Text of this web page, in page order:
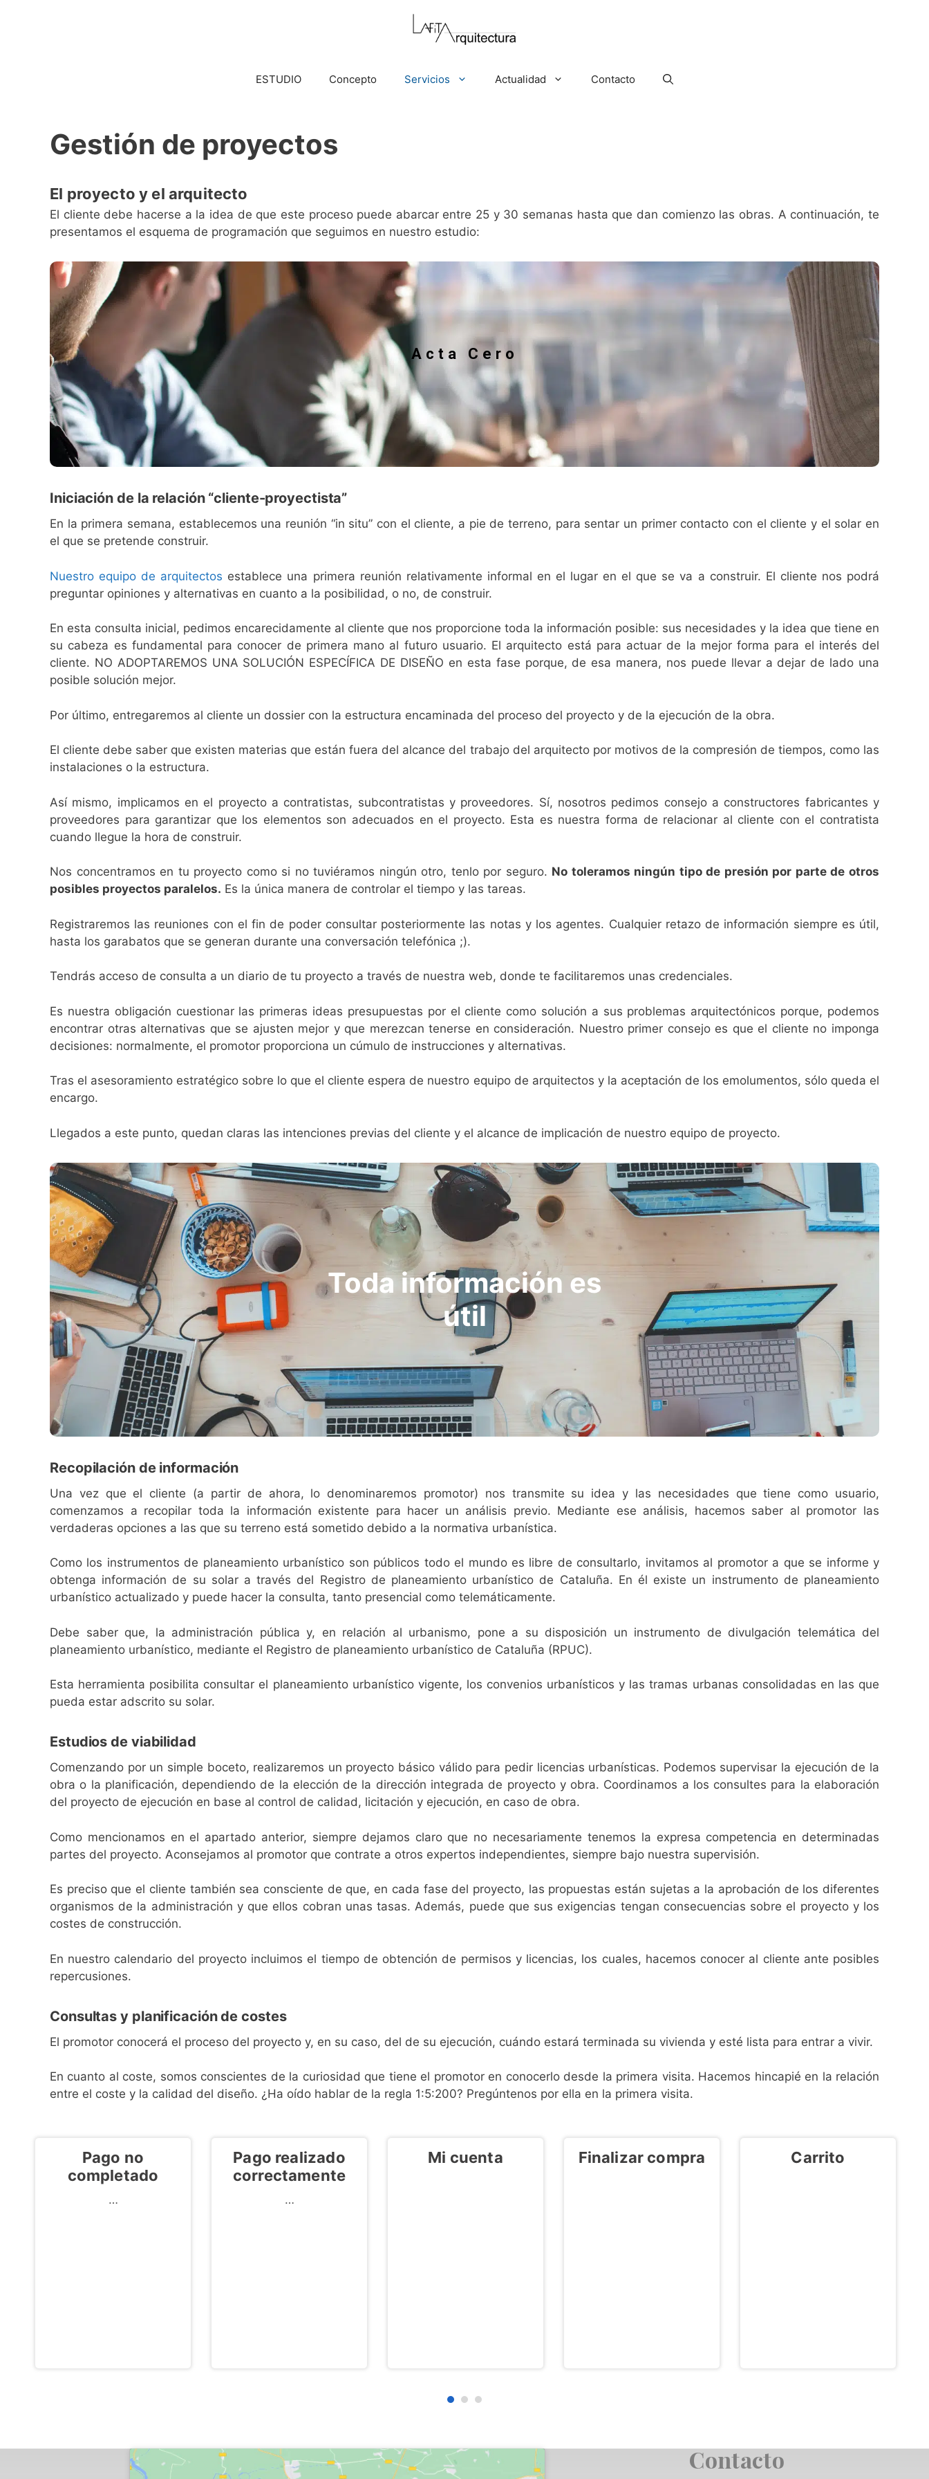
ESTUDIO Concepto Servicios Actualidad Contacto
Gestión de proyectos
El proyecto y el arquitecto
El cliente debe hacerse a la idea de que este proceso puede abarcar entre 25 y 30 semanas hasta que dan comienzo las obras. A continuación, te
presentamos el esquema de programación que seguimos en nuestro estudio:
Acta Cero
Iniciación de la relación “cliente-proyectista”
En la primera semana, establecemos una reunión “in situ” con el cliente, a pie de terreno, para sentar un primer contacto con el cliente y el solar en
el que se pretende construir.
Nuestro equipo de arquitectos establece una primera reunión relativamente informal en el lugar en el que se va a construir. El cliente nos podrá
preguntar opiniones y alternativas en cuanto a la posibilidad, o no, de construir.
En esta consulta inicial, pedimos encarecidamente al cliente que nos proporcione toda la información posible: sus necesidades y la idea que tiene en
su cabeza es fundamental para conocer de primera mano al futuro usuario. El arquitecto está para actuar de la mejor forma para el interés del
cliente. NO ADOPTAREMOS UNA SOLUCIÓN ESPECÍFICA DE DISEÑO en esta fase porque, de esa manera, nos puede llevar a dejar de lado una
posible solución mejor.
Por último, entregaremos al cliente un dossier con la estructura encaminada del proceso del proyecto y de la ejecución de la obra.
El cliente debe saber que existen materias que están fuera del alcance del trabajo del arquitecto por motivos de la compresión de tiempos, como las
instalaciones o la estructura.
Así mismo, implicamos en el proyecto a contratistas, subcontratistas y proveedores. Sí, nosotros pedimos consejo a constructores fabricantes y
proveedores para garantizar que los elementos son adecuados en el proyecto. Esta es nuestra forma de relacionar al cliente con el contratista
cuando llegue la hora de construir.
Nos concentramos en tu proyecto como si no tuviéramos ningún otro, tenlo por seguro. No toleramos ningún tipo de presión por parte de otros
posibles proyectos paralelos. Es la única manera de controlar el tiempo y las tareas.
Registraremos las reuniones con el fin de poder consultar posteriormente las notas y los agentes. Cualquier retazo de información siempre es útil,
hasta los garabatos que se generan durante una conversación telefónica ;).
Tendrás acceso de consulta a un diario de tu proyecto a través de nuestra web, donde te facilitaremos unas credenciales.
Es nuestra obligación cuestionar las primeras ideas presupuestas por el cliente como solución a sus problemas arquitectónicos porque, podemos
encontrar otras alternativas que se ajusten mejor y que merezcan tenerse en consideración. Nuestro primer consejo es que el cliente no imponga
decisiones: normalmente, el promotor proporciona un cúmulo de instrucciones y alternativas.
Tras el asesoramiento estratégico sobre lo que el cliente espera de nuestro equipo de arquitectos y la aceptación de los emolumentos, sólo queda el
encargo.
Llegados a este punto, quedan claras las intenciones previas del cliente y el alcance de implicación de nuestro equipo de proyecto.
Toda información es
útil
Recopilación de información
Una vez que el cliente (a partir de ahora, lo denominaremos promotor) nos transmite su idea y las necesidades que tiene como usuario,
comenzamos a recopilar toda la información existente para hacer un análisis previo. Mediante ese análisis, hacemos saber al promotor las
verdaderas opciones a las que su terreno está sometido debido a la normativa urbanística.
Como los instrumentos de planeamiento urbanístico son públicos todo el mundo es libre de consultarlo, invitamos al promotor a que se informe y
obtenga información de su solar a través del Registro de planeamiento urbanístico de Cataluña. En él existe un instrumento de planeamiento
urbanístico actualizado y puede hacer la consulta, tanto presencial como telemáticamente.
Debe saber que, la administración pública y, en relación al urbanismo, pone a su disposición un instrumento de divulgación telemática del
planeamiento urbanístico, mediante el Registro de planeamiento urbanístico de Cataluña (RPUC).
Esta herramienta posibilita consultar el planeamiento urbanístico vigente, los convenios urbanísticos y las tramas urbanas consolidadas en las que
pueda estar adscrito su solar.
Estudios de viabilidad
Comenzando por un simple boceto, realizaremos un proyecto básico válido para pedir licencias urbanísticas. Podemos supervisar la ejecución de la
obra o la planificación, dependiendo de la elección de la dirección integrada de proyecto y obra. Coordinamos a los consultes para la elaboración
del proyecto de ejecución en base al control de calidad, licitación y ejecución, en caso de obra.
Como mencionamos en el apartado anterior, siempre dejamos claro que no necesariamente tenemos la expresa competencia en determinadas
partes del proyecto. Aconsejamos al promotor que contrate a otros expertos independientes, siempre bajo nuestra supervisión.
Es preciso que el cliente también sea consciente de que, en cada fase del proyecto, las propuestas están sujetas a la aprobación de los diferentes
organismos de la administración y que ellos cobran unas tasas. Además, puede que sus exigencias tengan consecuencias sobre el proyecto y los
costes de construcción.
En nuestro calendario del proyecto incluimos el tiempo de obtención de permisos y licencias, los cuales, hacemos conocer al cliente ante posibles
repercusiones.
Consultas y planificación de costes
El promotor conocerá el proceso del proyecto y, en su caso, del de su ejecución, cuándo estará terminada su vivienda y esté lista para entrar a vivir.
En cuanto al coste, somos conscientes de la curiosidad que tiene el promotor en conocerlo desde la primera visita. Hacemos hincapié en la relación
entre el coste y la calidad del diseño. ¿Ha oído hablar de la regla 1:5:200? Pregúntenos por ella en la primera visita.
Tienda
Representación
Gráfica
Contacto